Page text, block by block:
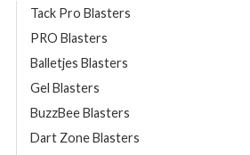
Tack Pro Blasters
PRO Blasters
Balletjes Blasters
Gel Blasters
BuzzBee Blasters
Dart Zone Blasters